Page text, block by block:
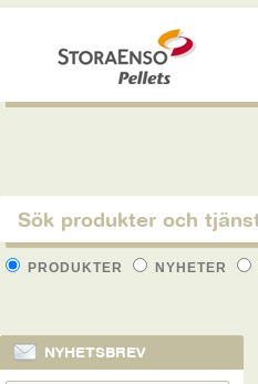
PRODUKTER NYHETER
NYHETSBREV